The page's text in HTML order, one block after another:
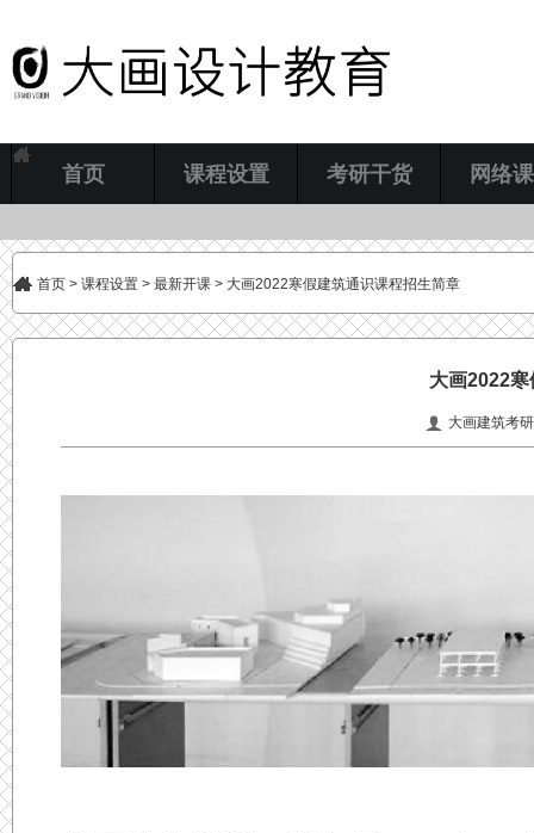
首页 课程设置 考研干货 网络
首页 > 课程设置 > 最新开课 > 大画2022寒假建筑通识课程招生简章
大画2022
大画建筑考研